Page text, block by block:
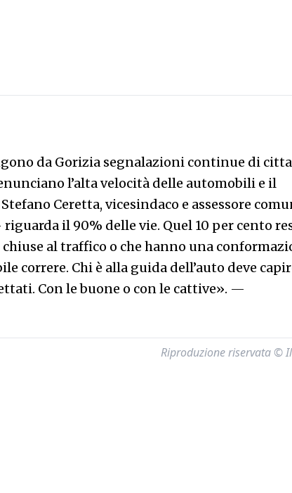
da Gorizia segnalazioni continue di
l’alta velocità delle automobili e il
Ceretta, vicesindaco e assessore
il 90% delle vie. Quel 10 per cento
chiuse al traffico o che hanno una
correre. Chi è alla guida dell’auto deve
Con le buone o con le cattive». —
Riproduzione riservata ©